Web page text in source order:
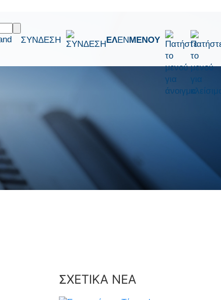
ΣΥΝΔΕΣΗ ΕΛEN ΜΕΝΟΥ
ΣΧΕΤΙΚΑ ΝΕΑ